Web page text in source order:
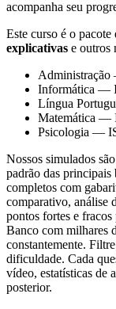
acompanha seu
Este curso é o pacote
explicativas e outros
Administração
Informática —
Língua
Matemática —
Psicologia —
Nossos simulados
padrão das principais
completos com
comparativo, análise
pontos fortes e fracos
Banco com milhares
constantemente.
dificuldade. Cada
vídeo, estatísticas de
posterior.